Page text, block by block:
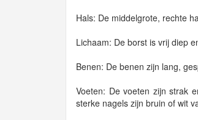
Hals: De middelgrote, rechte
Lichaam: De borst is vrij diep
Benen: De benen zijn lang,
Voeten: De voeten zijn strak
sterke nagels zijn bruin of wit